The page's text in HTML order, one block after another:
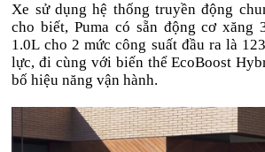
Xe sử dụng hệ thống truyền động
cho biết, Puma có sẵn động cơ xăng
1.0L cho 2 mức công suất đầu ra là
lực, đi cùng với biến thể EcoBoost
bố hiệu năng vận hành.